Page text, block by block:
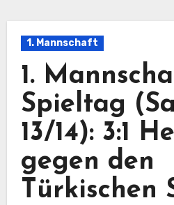
1. Mannschaft
1.
Spieltag
13/14): 3:1
gegen den
Türkischen